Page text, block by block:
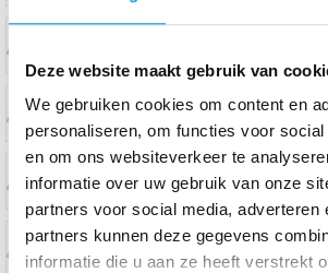
Deze website maakt gebruik van
We gebruiken cookies om content en
personaliseren, om functies voor
en om ons websiteverkeer te
informatie over uw gebruik van onze
partners voor social media, adverteren
partners kunnen deze gegevens
informatie die u aan ze heeft verstrekt